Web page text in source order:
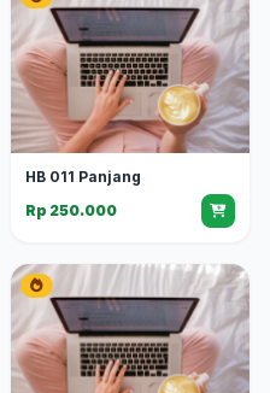
HB 011 Panjang
Rp 250.000